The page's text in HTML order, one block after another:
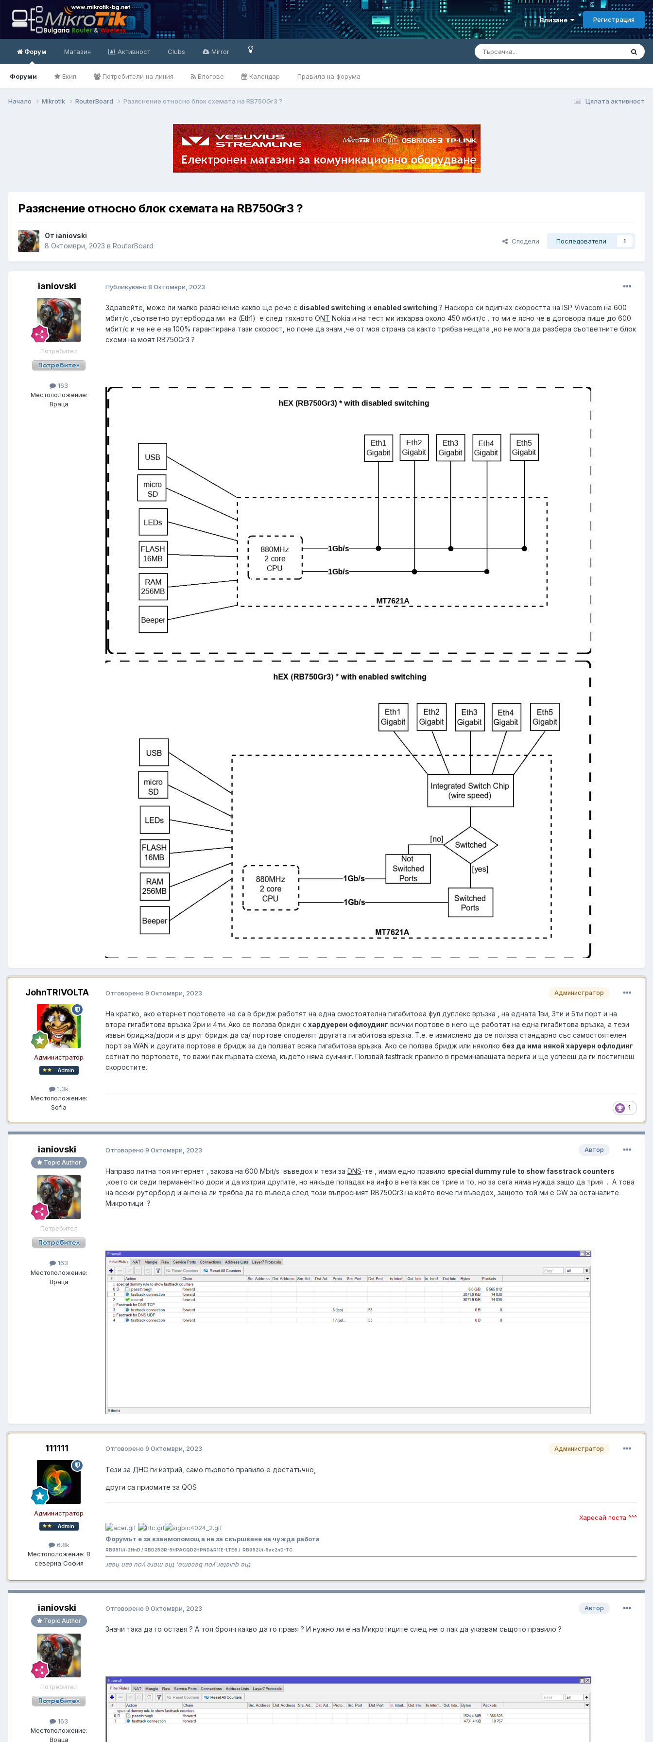
Влизане Регистрация
Форум
Форуми Екип Потребители на линия Блогове Календар Правила на форума
Магазин Активност Clubs Mirror
Цялата активност
Начало Mikrotik RouterBoard Разяснение относно блок схемата на RB750Gr3 ?
Разяснение относно блок схемата на RB750Gr3 ?
От ianiovski
8 Октомври, 2023 в RouterBoard
Сподели Последователи 1
ianiovski
Потребител
163
Местоположение:
Враца
Публикувано 8 Октомври, 2023
Здравейте, може ли малко разяснение какво ще рече с disabled switching и enabled switching ? Наскоро си вдигнах скоростта на ISP Vivacom на 600
мбит/с ,съответно рутерборда ми на (Eth1) е след тяхното ONT Nokia и на тест ми изкарва около 450 мбит/с , то ми е ясно че в договора пише до 600
мбит/с и че не е на 100% гарантирана тази скорост, но поне да знам ,че от моя страна са както трябва нещата ,но не мога да разбера съответните блок
схеми на моят RB750Gr3 ?
JohnTRIVOLTA
Администратор
1.3k
Местоположение:
Sofia
Администратор
Отговорено 9 Октомври, 2023
На кратко, ако етернет портовете не са в бридж работят на една смостоятелна гигабитоеа фул дуплекс връзка , на едната 1ви, 3ти и 5ти порт и на
втора гигабитова връзка 2ри и 4ти. Ако се ползва бридж с хардуерен офлоудинг всички портове в него ще работят на една гигабитова връзка, а тези
извън бриджа/дори и в друг бридж да са/ портове споделят другата гигабитова връзка. Т.е. е измислено да се ползва стандарно със самостоятелен
порт за WAN и другите портове в бридж за да ползват всяка гигабитова връзка. Ако се ползва бридж или няколко без да има някой харуерн офлодинг
сетнат по портовете, то важи пак първата схема, където няма суичинг. Ползвай fasttrack правило в преминаващата верига и ще успееш да ги постигнеш
скоростите.
1
ianiovski
Topic Author
Потребител
163
Местоположение:
Враца
Автор
Отговорено 9 Октомври, 2023
Направо литна тоя интернет , закова на 600 Mbit/s въведох и тези за DNS-те , имам едно правило special dummy rule to show fasstrack counters
,което си седи перманентно дори и да изтрия другите, но някъде попадах на инфо в нета как се трие и то, но за сега няма нужда защо да трия . А това
на всеки рутерборд и антена ли трябва да го въведа след този въпросният RB750Gr3 на който вече ги въведох, защото той ми е GW за останалите
Микротици ?
111111
Администратор
6.8k
Местоположение: В
северна София
Администратор
Отговорено 9 Октомври, 2023
Тези за ДНС ги изтрий, само първото правило е достатъчно,
други са приомите за QOS
Харесай поста ^^^
Форумът е за взаимопомощ а не за свършване на чужда работа
RB951Ui-2HnD / RBD25GR-5HPACQD2HPND&R11E-LTE6 / RB952Ui-5ac2nD-TC
ɹɐǝɥ uɐɔ noʎ ǝɹoɯ ǝɥʇ 'ǝɯoɔǝq noʎ ɹǝʇǝınb ǝɥʇ
ianiovski
Topic Author
Потребител
163
Местоположение:
Враца
Автор
Отговорено 9 Октомври, 2023
Значи така да го оставя ? А тоя брояч какво да го правя ? И нужно ли е на Микротиците след него пак да указвам същото правило ?